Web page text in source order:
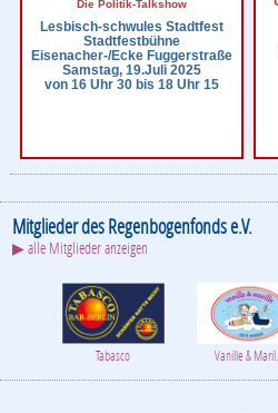
Die Politik-Talkshow
Lesbisch-schwules Stadtfest
Stadtfestbühne
Eisenacher-/Ecke Fuggerstraße
Samstag, 19.Juli 2025
von 16 Uhr 30 bis 18 Uhr 15
Mitglieder des Regenbogenfonds e.V.
▶ alle Mitglieder anzeigen
Tabasco Vanille &